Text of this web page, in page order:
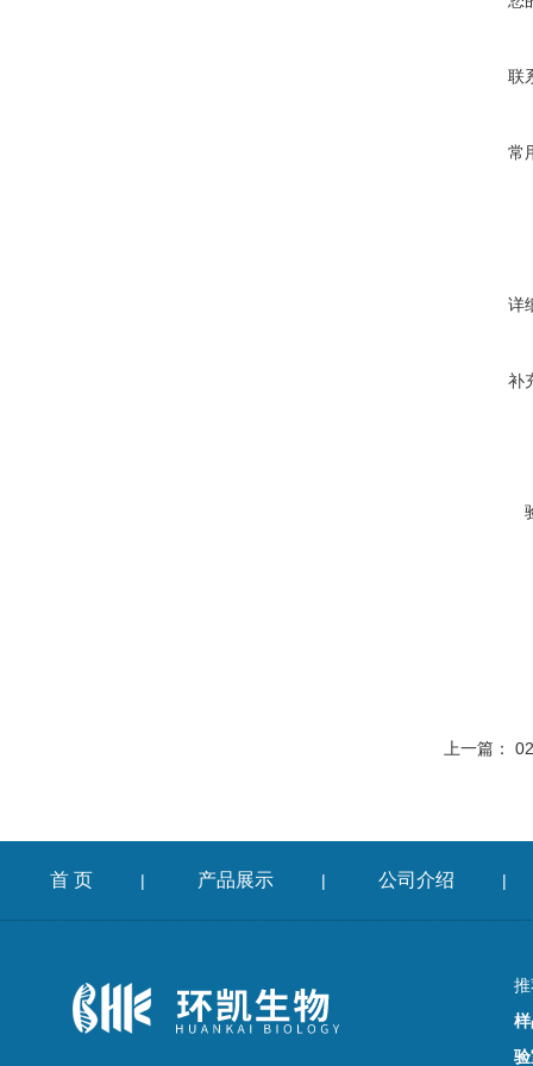
联
常
详
补
上一篇：
首 页 | 产品展示 | 公司介绍 |